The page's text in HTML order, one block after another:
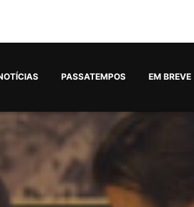
PASSATEMPOS EM BREVE